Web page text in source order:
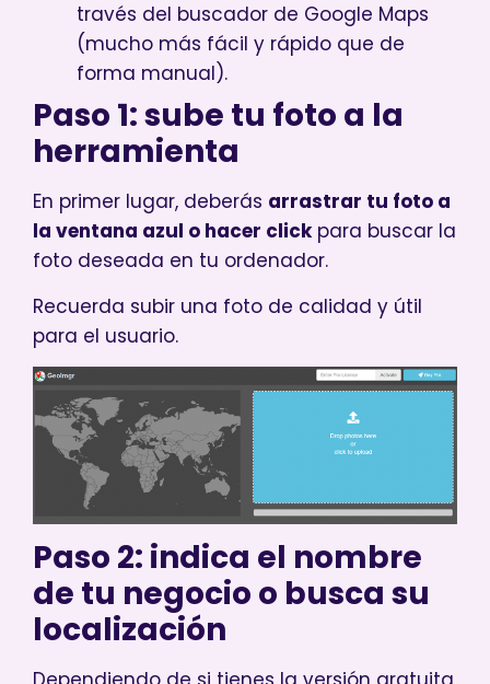
través del buscador de Google Maps
(mucho más fácil y rápido que de
forma manual).
Paso 1: sube tu foto a la
herramienta
En primer lugar, deberás arrastrar tu foto a
la ventana azul o hacer clickpara buscar la
foto deseada en tu ordenador.
Recuerda subir una foto de calidad y útil
para el usuario.
Paso 2: indica el nombre
de tu negocio o busca su
localización